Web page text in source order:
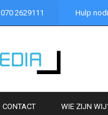
070 2629111 Hulp
CONTACT WIE ZIJN